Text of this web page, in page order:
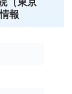
（東京
報